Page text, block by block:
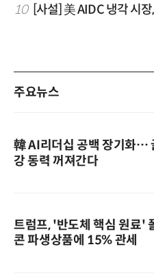
10 [사설] 美 AIDC 냉각 시
주요뉴스
韓 AI리더십 공백 장기화…
강 동력 꺼져간다
트럼프, '반도체 핵심 원료'
콘 파생상품에 15% 관세